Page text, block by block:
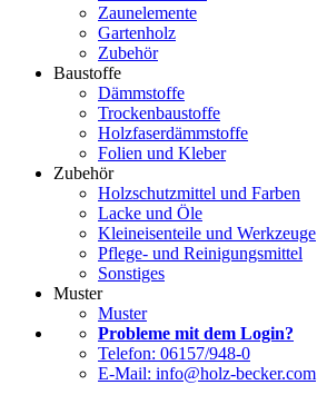
Zaunelemente
Gartenholz
Zubehör
Baustoffe
Dämmstoffe
Trockenbaustoffe
Holzfaserdämmstoffe
Folien und Kleber
Zubehör
Holzschutzmittel und Farben
Lacke und Öle
Kleineisenteile und Werkzeuge
Pflege- und Reinigungsmittel
Sonstiges
Muster
Muster
Probleme mit dem Login?
Telefon: 06157/948-0
E-Mail: info@holz-becker.com